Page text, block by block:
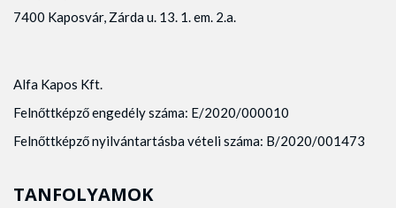
7400 Kaposvár, Zárda u. 13. 1. em. 2.a.
Alfa Kapos Kft.
Felnőttképző engedély száma: E/2020/000010
Felnőttképző nyilvántartásba vételi száma: B/2020/001473
TANFOLYAMOK